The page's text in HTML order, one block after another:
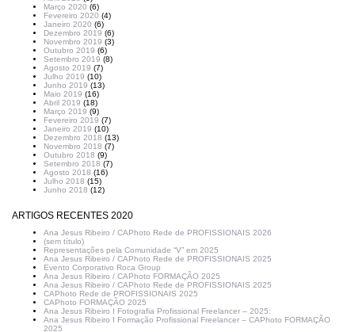
Março 2020 (6)
Fevereiro 2020 (4)
Janeiro 2020 (6)
Dezembro 2019 (6)
Novembro 2019 (3)
Outubro 2019 (6)
Setembro 2019 (8)
Agosto 2019 (7)
Julho 2019 (10)
Junho 2019 (13)
Maio 2019 (16)
Abril 2019 (18)
Março 2019 (9)
Fevereiro 2019 (7)
Janeiro 2019 (10)
Dezembro 2018 (13)
Novembro 2018 (7)
Outubro 2018 (9)
Setembro 2018 (7)
Agosto 2018 (16)
Julho 2018 (15)
Junho 2018 (12)
ARTIGOS RECENTES 2020
Ana Jesus Ribeiro / CAPhoto Rede de PROFISSIONAIS 2026
(sem título)
Representações pela Comunidade “V” em 2025
Ana Jesus Ribeiro / CAPhoto Rede de PROFISSIONAIS 2025
Evento Corporativo Roca Group
Ana Jesus Ribeiro / CAPhoto FORMAÇÃO 2025
Ana Jesus Ribeiro / CAPhoto Rede de PROFISSIONAIS 2025
CAPhoto Rede de PROFISSIONAIS 2025
CAPhoto FORMAÇÃO 2025
Ana Jesus Ribeiro I Fotografia Profissional Freelancer – 2025:
Ana Jesus Ribeiro I Formação Profissional Freelancer – CAPhoto FORMAÇÃO
2025